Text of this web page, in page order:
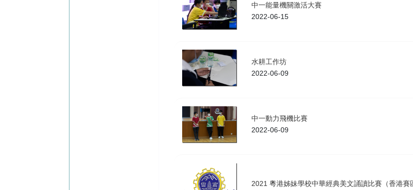
中一能量機關激活大賽
2022-06-15
水耕工作坊
2022-06-09
中一動力飛機比賽
2022-06-09
2021 粵港姊妹學校中華經典美文誦讀比賽（香港賽